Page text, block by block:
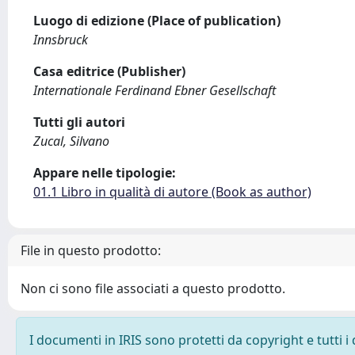
Luogo di edizione (Place of publication)
Innsbruck
Casa editrice (Publisher)
Internationale Ferdinand Ebner Gesellschaft
Tutti gli autori
Zucal, Silvano
Appare nelle tipologie:
01.1 Libro in qualità di autore (Book as author)
File in questo prodotto:
Non ci sono file associati a questo prodotto.
I documenti in IRIS sono protetti da copyright e tutti